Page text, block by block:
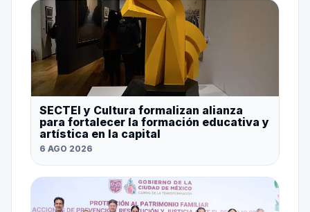
SECTEI y Cultura formalizan alianza
para fortalecer la formación educativa y
artística en la capital
6 AGO 2026